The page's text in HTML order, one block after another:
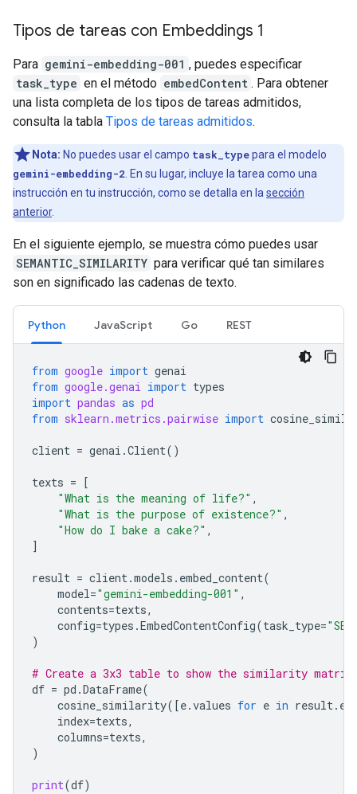
Tipos de tareas con Embeddings 1
Para gemini-embedding-001 , puedes especificar
task_type en el método embedContent . Para obtener
una lista completa de los tipos de tareas admitidos,
consulta la tabla Tipos de tareas admitidos.
Nota: No puedes usar el campo task_typepara el modelo
gemini-embedding-2 . En su lugar, incluye la tarea como una
instrucción en tu instrucción, como se detalla en la sección
anterior.
En el siguiente ejemplo, se muestra cómo puedes usar
SEMANTIC_SIMILARITY para verificar qué tan similares
son en significado las cadenas de texto.
Python JavaScript Go REST
from google import genai
from google.genai import types
import pandas as pd
from sklearn.metrics.pairwise import
client = genai .Client()
texts = [
"What is the meaning of life?" ,
"What is the purpose of existence?" ,
"How do I bake a cake?" ,
]
result = client.models . embed_content(
model="gemini-embedding-001" ,
contents=texts,
config=types .EmbedContentConfig(task_type=
)
# Create a 3x3 table to show the similarity matrix
df = pd .DataFrame(
cosine_similarity([e.values for e in result.
index=texts,
columns=texts,
)
print(df)